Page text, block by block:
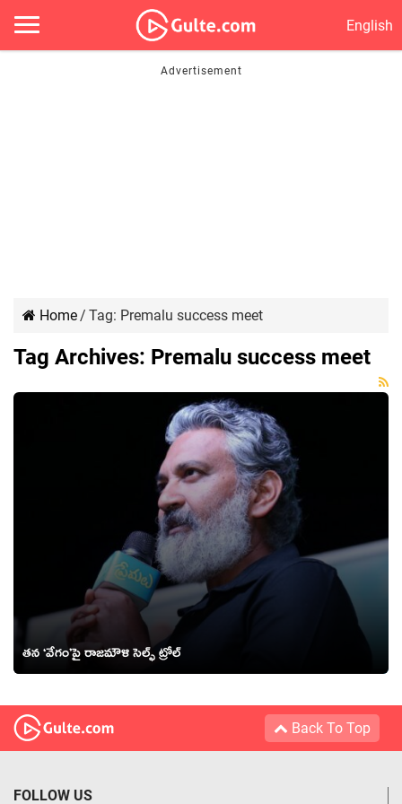
English
Home/ Tag: Premalu success meet
Tag Archives: Premalu success meet
తన ‘వేగం’పై రాజమౌళి సెల్ఫ్ ట్రోల్
Back To Top
FOLLOW US